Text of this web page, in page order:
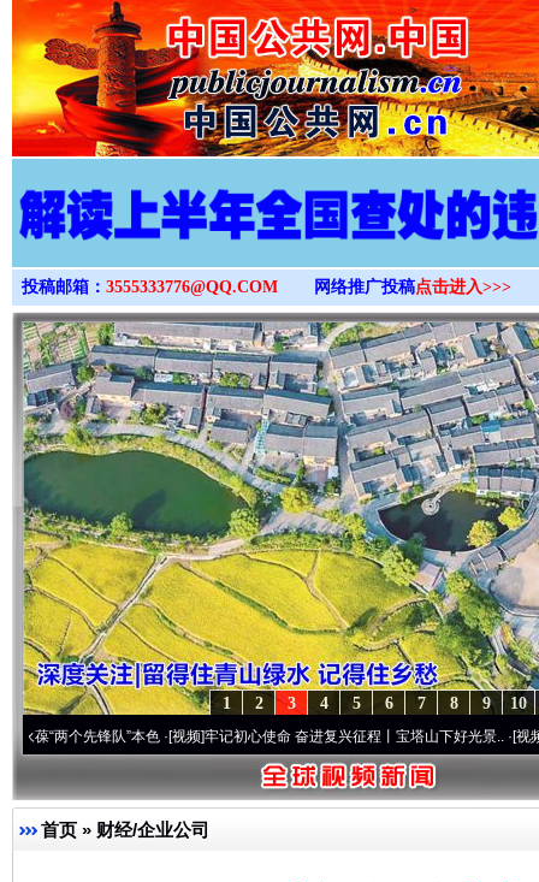
>
投稿邮箱： 3555333776@QQ.COM 网络推广投稿点击进入>>>
10
9
8
7
6
5
4
3
2
1
先锋队”本色·[视频]牢记初心使命 奋进复兴征程丨宝塔山下好光景..·[视频]因党而
首页 » 财经/企业公司